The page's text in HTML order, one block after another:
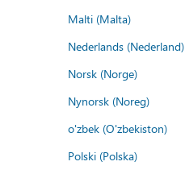
Malti (Malta)
Nederlands (Nederland)
Norsk (Norge)
Nynorsk (Noreg)
o'zbek (O'zbekiston)
Polski (Polska)